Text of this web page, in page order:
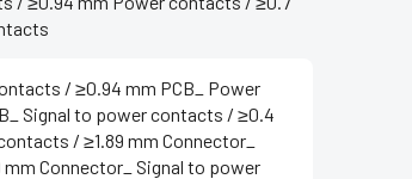
/ ≥0.94 mm PCB_ Power
Signal to power contacts / ≥0.4
/ ≥1.89 mm Connector_
Connector_ Signal to power